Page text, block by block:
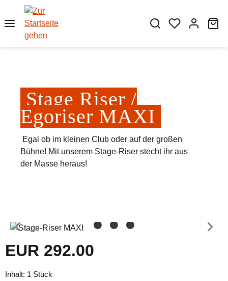
Zum Hauptinhalt springen
Stage Riser /
Egoriser MAXI
Egal ob im kleinen Club oder auf der großen
Bühne! Mit unserem Stage-Riser stecht ihr aus
der Masse heraus!
Bildergalerie überspringen
Regulärer Preis:
EUR 292.00
Inhalt: 1 Stück